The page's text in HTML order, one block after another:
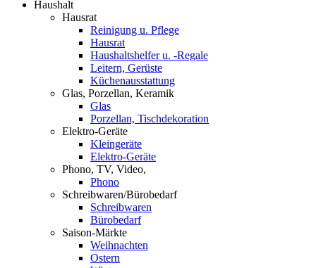
Haushalt
Hausrat
Reinigung u. Pflege
Hausrat
Haushaltshelfer u. -Regale
Leitern, Gerüste
Küchenausstattung
Glas, Porzellan, Keramik
Glas
Porzellan, Tischdekoration
Elektro-Geräte
Kleingeräte
Elektro-Geräte
Phono, TV, Video,
Phono
Schreibwaren/Bürobedarf
Schreibwaren
Bürobedarf
Saison-Märkte
Weihnachten
Ostern